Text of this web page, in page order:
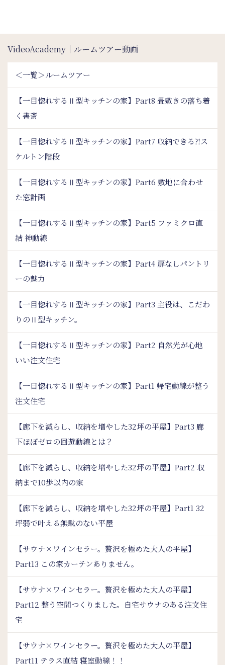
VideoAcademy｜ルームツアー動画
＜一覧＞ルームツアー
【一目惚れするⅡ型キッチンの家】Part8 畳敷きの落ち着
く書斎
【一目惚れするⅡ型キッチンの家】Part7 収納できる⁈ス
ケルトン階段
【一目惚れするⅡ型キッチンの家】Part6 敷地に合わせ
た窓計画
【一目惚れするⅡ型キッチンの家】Part5 ファミクロ直
結 神動線
【一目惚れするⅡ型キッチンの家】Part4 扉なしパントリ
ーの魅力
【一目惚れするⅡ型キッチンの家】Part3 主役は、こだわ
りのⅡ型キッチン。
【一目惚れするⅡ型キッチンの家】Part2 自然光が心地
いい注文住宅
【一目惚れするⅡ型キッチンの家】Part1 帰宅動線が整う
注文住宅
【廊下を減らし、収納を増やした32坪の平屋】Part3 廊
下ほぼゼロの回遊動線とは？
【廊下を減らし、収納を増やした32坪の平屋】Part2 収
納まで10歩以内の家
【廊下を減らし、収納を増やした32坪の平屋】Part1 32
坪弱で叶える無駄のない平屋
【サウナ×ワインセラー。贅沢を極めた大人の平屋】
Part13 この家カーテンありません。
【サウナ×ワインセラー。贅沢を極めた大人の平屋】
Part12 整う空間つくりました。自宅サウナのある注文住
宅
【サウナ×ワインセラー。贅沢を極めた大人の平屋】
Part11 テラス直結 寝室動線！！